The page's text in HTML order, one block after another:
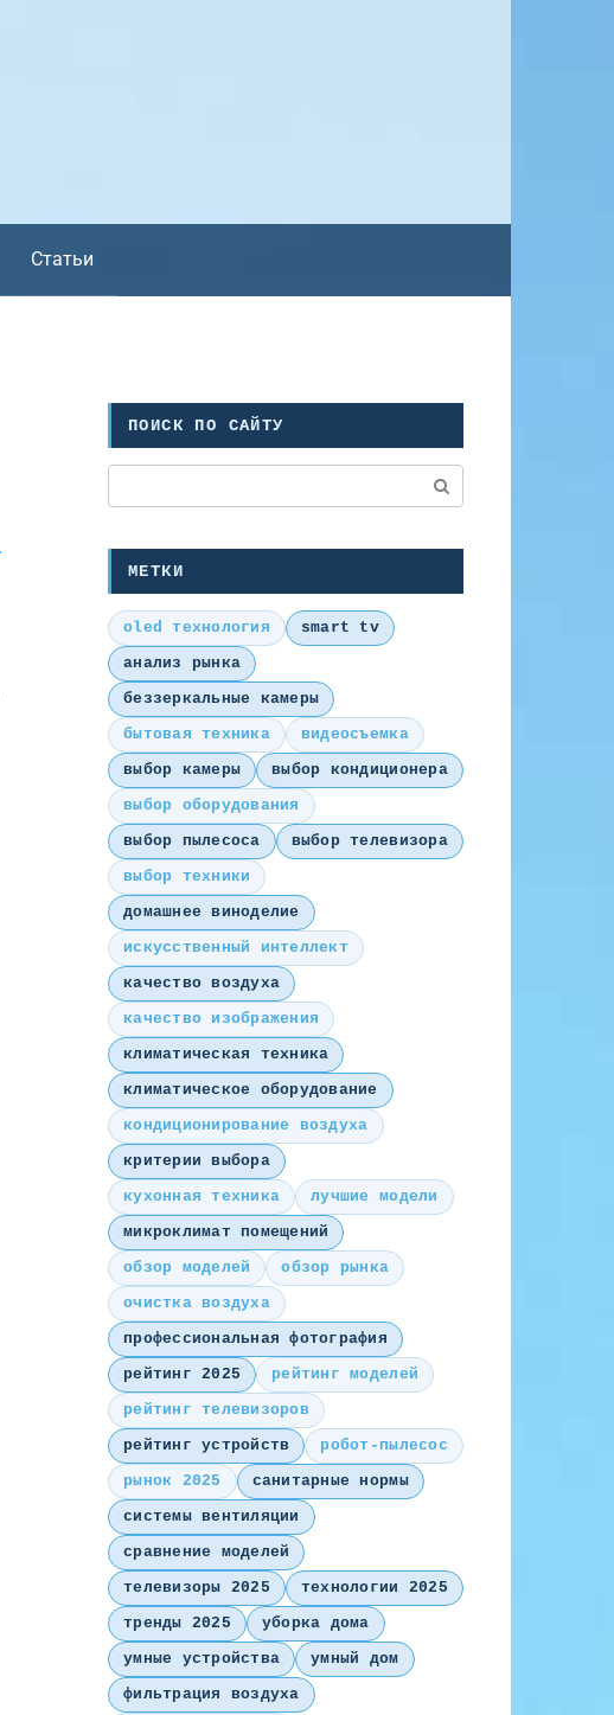
Статьи
ПОИСК ПО САЙТУ
МЕТКИ
oled технология
smart tv
анализ рынка
беззеркальные камеры
бытовая техника
видеосъемка
выбор камеры
выбор кондиционера
выбор оборудования
выбор пылесоса
выбор телевизора
выбор техники
домашнее виноделие
искусственный интеллект
качество воздуха
качество изображения
климатическая техника
климатическое оборудование
кондиционирование воздуха
критерии выбора
кухонная техника
лучшие модели
микроклимат помещений
обзор моделей
обзор рынка
очистка воздуха
профессиональная фотография
рейтинг 2025
рейтинг моделей
рейтинг телевизоров
рейтинг устройств
робот-пылесос
рынок 2025
санитарные нормы
системы вентиляции
сравнение моделей
телевизоры 2025
технологии 2025
тренды 2025
уборка дома
умные устройства
умный дом
фильтрация воздуха